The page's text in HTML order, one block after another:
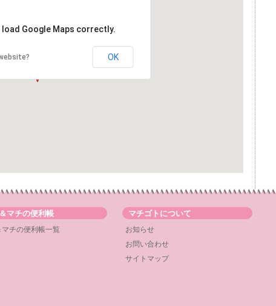
load Google Maps correctly.
OK
マチの便利帳
マチの便利帳一覧
マチゴトについて
お知らせ
お問い合わせ
サイトマップ